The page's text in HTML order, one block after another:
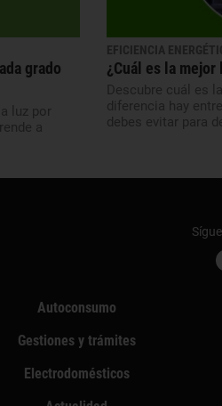
grado
luz por
a
EFICIENCIA
¿Cuál es la
Descubre cuál es
diferencia hay
debes evitar para
Autoconsumo
Gestiones y trámites
Electrodomésticos